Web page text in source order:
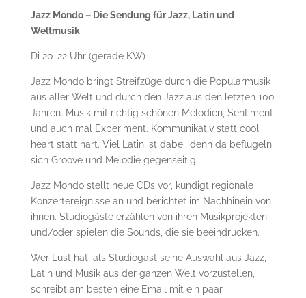
Jazz Mondo – Die Sendung für Jazz, Latin und
Weltmusik
Di 20-22 Uhr (gerade KW)
Jazz Mondo bringt Streifzüge durch die Popularmusik
aus aller Welt und durch den Jazz aus den letzten 100
Jahren. Musik mit richtig schönen Melodien, Sentiment
und auch mal Experiment. Kommunikativ statt cool;
heart statt hart. Viel Latin ist dabei, denn da beflügeln
sich Groove und Melodie gegenseitig.
Jazz Mondo stellt neue CDs vor, kündigt regionale
Konzertereignisse an und berichtet im Nachhinein von
ihnen. Studiogäste erzählen von ihren Musikprojekten
und/oder spielen die Sounds, die sie beeindrucken.
Wer Lust hat, als Studiogast seine Auswahl aus Jazz,
Latin und Musik aus der ganzen Welt vorzustellen,
schreibt am besten eine Email mit ein paar